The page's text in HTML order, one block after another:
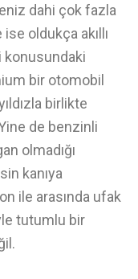
dahi çok fazla
oldukça akıllı
konusundaki
bir otomobil
birlikte
de benzinli
olmadığı
kanıya
ile arasında ufak
tutumlu bir